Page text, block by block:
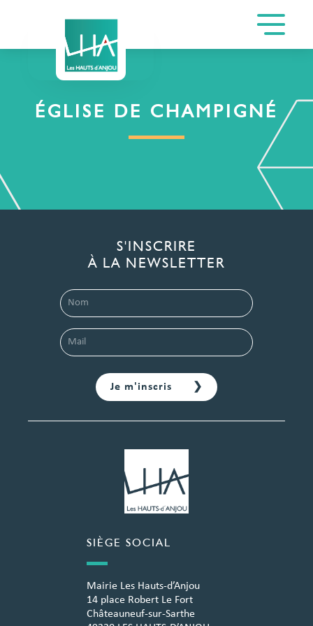
ÉGLISE DE CHAMPIGNÉ
S'INSCRIRE
À LA NEWSLETTER
SIÈGE SOCIAL
Mairie Les Hauts-d’Anjou
14 place Robert Le Fort
Châteauneuf-sur-Sarthe